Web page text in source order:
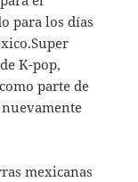
para los días
K-pop,
parte de
mexicanas